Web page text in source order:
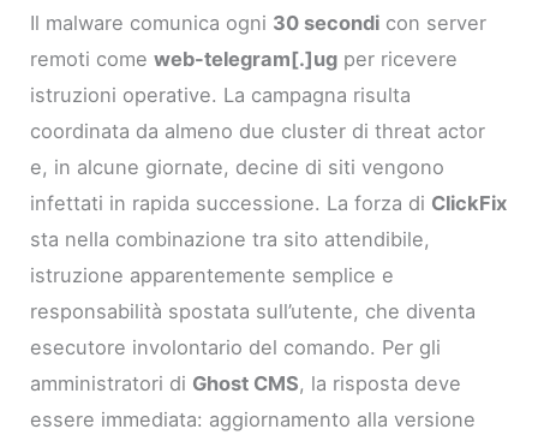
Il malware comunica ogni 30 secondi con server
remoti comeweb-telegram[.]ug per ricevere
istruzioni operative. La campagna risulta
coordinata da almeno due cluster di threat actor
e, in alcune giornate, decine di siti vengono
infettati in rapida successione. La forza di ClickFix
sta nella combinazione tra sito attendibile,
istruzione apparentemente semplice e
responsabilità spostata sull’utente, che diventa
esecutore involontario del comando. Per gli
amministratori di Ghost CMS, la risposta deve
essere immediata: aggiornamento alla versione